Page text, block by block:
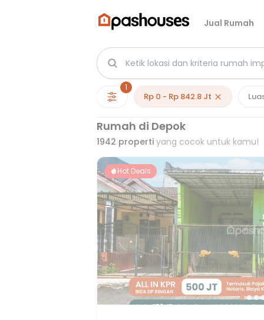
Jual Rumah
1
Rp 0 - Rp 842.8 Jt
Rumah di Depok
1942 properti yang cocok untuk kamu!
Hot Deals